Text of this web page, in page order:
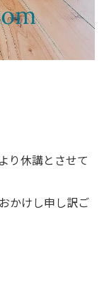
り休講とさせて
かけし申し訳ご